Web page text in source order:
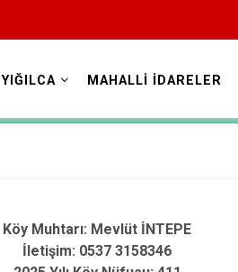
YIĞILCA MAHALLİ İDARELER
Köy Muhtarı: Mevlüt İNTEPE
İletişim: 0537 3158346